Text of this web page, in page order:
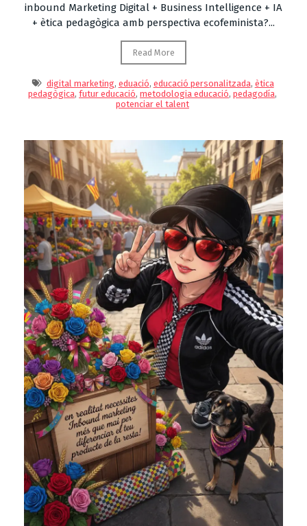
inbound Marketing Digital + Business Intelligence + IA
+ ètica pedagògica amb perspectiva ecofeminista?...
Read More
digital marketing, eduació, educació personalitzada, ètica
pedagògica, futur educació, metodologia educació, pedagodía,
potenciar el talent